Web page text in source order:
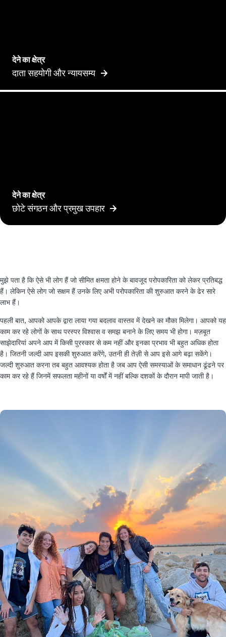
देने का क्षेत्र
दाता सहयोगी और न्यायसम्य
देने का क्षेत्र
छोटे संगठन और प्रमुख उपहार
मुझे पता है कि ऐसे भी लोग हैं जो सीमित क्षमता होने के बावजूद परोपकारिता को लेकर प्रतिबद्ध
हैं। लेकिन ऐसे लोग जो सक्षम हैं उनके लिए अभी परोपकारिता की शुरुआत करने के ढेर सारे
लाभ हैं।
पहली बात, आपको आपके द्वारा लाया गया बदलाव वास्तव में देखने का मौका मिलेगा। आपको यह
काम कर रहे लोगों के साथ परस्पर विश्वास व समझ बनाने के लिए समय भी होगा। मज़बूत
साझेदारियां अपने आप में किसी पुरस्कार से कम नहीं और इनका प्रभाव भी बहुत अधिक होता
है। जितनी जल्दी आप इसकी शुरुआत करेंगे, उतनी ही तेज़ी से आप इसे आगे बढ़ा सकेंगे।
जल्दी शुरुआत करना तब बहुत आवश्यक होता है जब आप ऐसी समस्याओं के समाधान ढूंढने पर
काम कर रहे हैं जिनमें सफलता महीनों या वर्षों में नहीं बल्कि दशकों के दौरान मापी जाती है।